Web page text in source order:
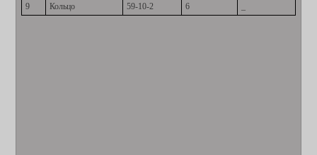
9
Кольцо 59-10-2 6